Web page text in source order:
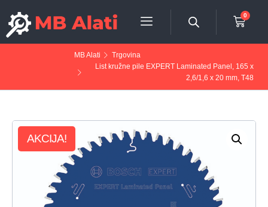
0
MB Alati
Trgovina
List kružne pile EXPERT Laminated Panel, 165 x
2,6/1,6 x 20 mm, T48
AKCIJA!